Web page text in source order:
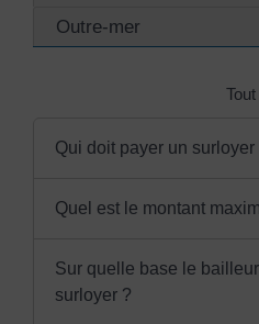
Outre-mer
Qui doit payer un surloyer
Quel est le montant
Sur quelle base le
surloyer ?